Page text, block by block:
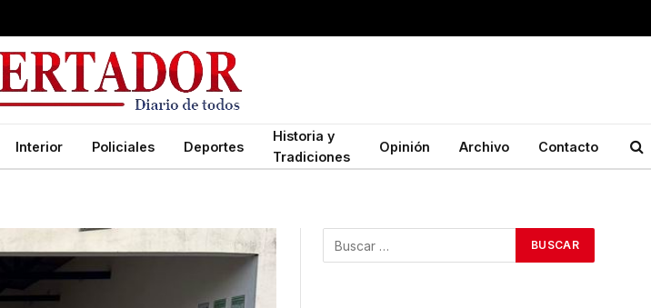
Interior Policiales Deportes
Historia y
Tradiciones
Opinión Archivo Contacto